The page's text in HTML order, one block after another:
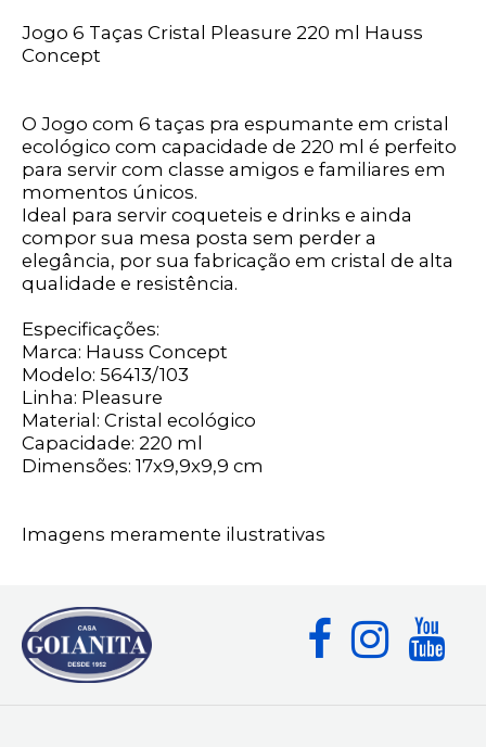
Jogo 6 Taças Cristal Pleasure 220 ml Hauss
Concept
O Jogo com 6 taças pra espumante em cristal
ecológico com capacidade de 220 ml é perfeito
para servir com classe amigos e familiares em
momentos únicos.
Ideal para servir coqueteis e drinks e ainda
compor sua mesa posta sem perder a
elegância, por sua fabricação em cristal de alta
qualidade e resistência.
Especificações:
Marca: Hauss Concept
Modelo: 56413/103
Linha: Pleasure
Material: Cristal ecológico
Capacidade: 220 ml
Dimensões: 17x9,9x9,9 cm
Imagens meramente ilustrativas